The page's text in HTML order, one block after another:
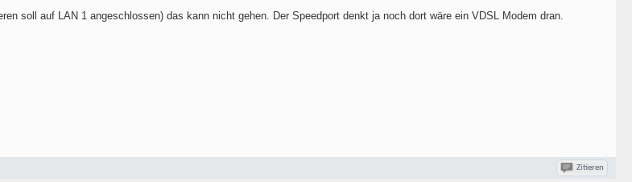
soll auf LAN 1 angeschlossen) das kann nicht gehen. Der Speedport denkt ja noch dort wäre ein VDSL Modem dran.
Zitieren